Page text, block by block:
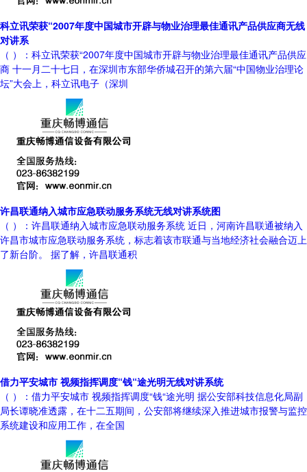
科立讯荣获“2007年度中国城市开辟与物业治理最佳通讯产品供应商无线
对讲系
（ ）：科立讯荣获“2007年度中国城市开辟与物业治理最佳通讯产品供应
商 十一月二十七日，在深圳市东部华侨城召开的第六届“中国物业治理论
坛”大会上，科立讯电子（深圳
许昌联通纳入城市应急联动服务系统无线对讲系统图
（ ）：许昌联通纳入城市应急联动服务系统 近日，河南许昌联通被纳入
许昌市城市应急联动服务系统，标志着该市联通与当地经济社会融合迈上
了新台阶。 据了解，许昌联通积
借力平安城市 视频指挥调度“钱“途光明无线对讲系统
（ ）：借力平安城市 视频指挥调度“钱“途光明 据公安部科技信息化局副
局长谭晓准透露，在十二五期间，公安部将继续深入推进城市报警与监控
系统建设和应用工作，在全国